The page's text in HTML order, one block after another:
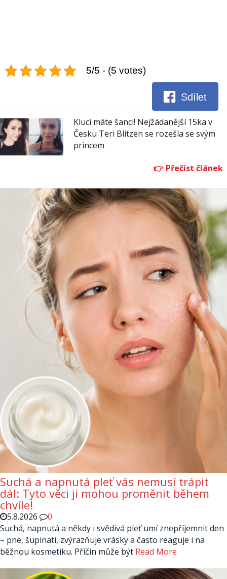
5/5 - (5 votes)
Sdílet
Kluci máte šanci! Nejžádanější 15ka v
Česku Teri Blitzen se rozešla se svým
princem
Suchá a napnutá pleť vás nemusí trápit
dál: Tyto věci ji mohou proměnit během
chvíle!
5.8.2026
0
Suchá, napnutá a někdy i svědivá pleť umí znepříjemnit den
– pne, šupinatí, zvýrazňuje vrásky a často reaguje i na
běžnou kosmetiku. Příčin může být Read More